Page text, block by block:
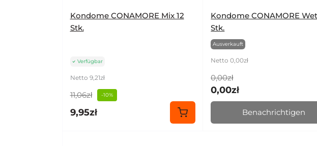
Kondome CONAMORE Mix 12
Stk.
Verfügbar
Netto 9,21zł
11,06zł -10%
9,95zł
Kondome CONAMORE
Stk.
Ausverkauft
Netto 0,00zł
0,00zł
0,00zł
Benachrichtigen